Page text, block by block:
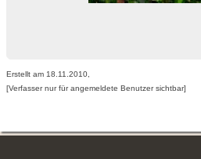
Erstellt am 18.11.2010,
[Verfasser nur für angemeldete Benutzer sichtbar]